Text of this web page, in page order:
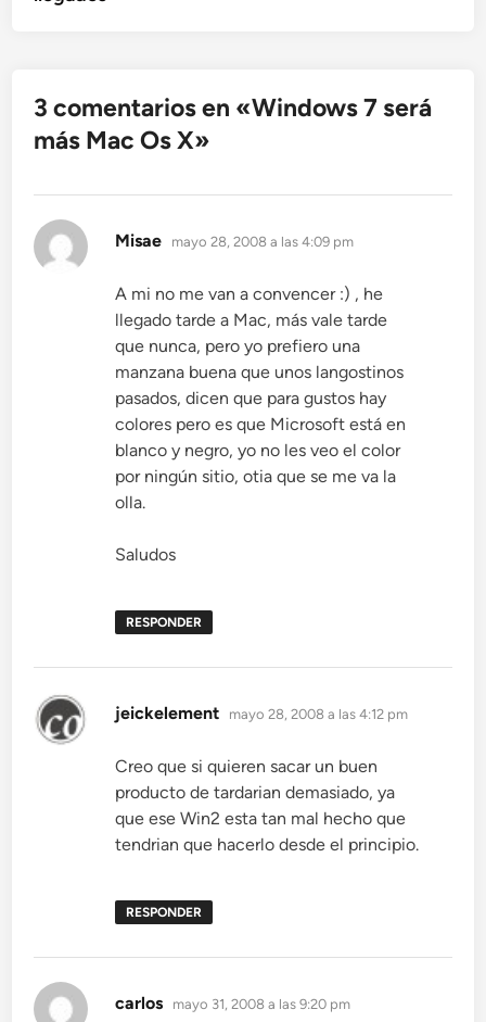
3 comentarios en «Windows 7 será
más Mac Os X»
Misae dice:
mayo 28, 2008 a las 4:09 pm
A mi no me van a convencer :) , he
llegado tarde a Mac, más vale tarde
que nunca, pero yo prefiero una
manzana buena que unos langostinos
pasados, dicen que para gustos hay
colores pero es que Microsoft está en
blanco y negro, yo no les veo el color
por ningún sitio, otia que se me va la
olla.
Saludos
RESPONDER
jeickelement dice:
mayo 28, 2008 a las 4:12 pm
Creo que si quieren sacar un buen
producto de tardarian demasiado, ya
que ese Win2 esta tan mal hecho que
tendrian que hacerlo desde el principio.
RESPONDER
carlos dice:
mayo 31, 2008 a las 9:20 pm